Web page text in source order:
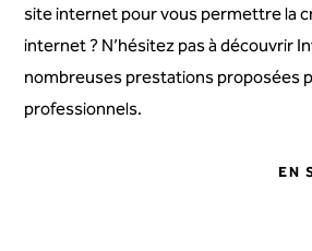
site internet pour vous permettre la
internet ? N’hésitez pas à découvrir
nombreuses prestations proposées
professionnels.
EN